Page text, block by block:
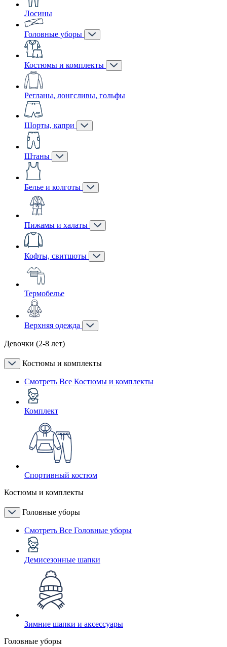
Лосины
Головные уборы
Костюмы и комплекты
Регланы, лонгсливы, гольфы
Шорты, капри
Штаны
Белье и колготы
Пижамы и халаты
Кофты, свитшоты
Термобелье
Верхняя одежда
Девочки (2-8 лет)
Костюмы и комплекты
Смотреть Все Костюмы и комплекты
Комплект
Спортивный костюм
Костюмы и комплекты
Головные уборы
Смотреть Все Головные уборы
Демисезонные шапки
Зимние шапки и аксессуары
Головные уборы